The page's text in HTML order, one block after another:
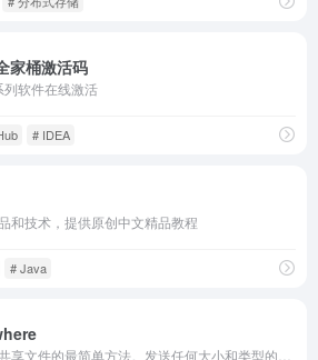
家桶激活码
软件在线激活
# IDEA
和技术，提供原创中文精品教程
# Java